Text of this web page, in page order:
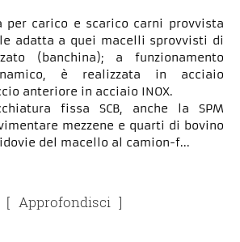
per carico e scarico carni provvista
adatta a quei macelli sprovvisti di
(banchina); a funzionamento
è realizzata in acciaio
anteriore in acciaio INOX.
fissa SCB, anche la SPM
mezzene e quarti di bovino
del macello al camion-f...
Approfondisci